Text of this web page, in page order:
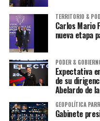
TERRITORIO &
Carlos Mario
nueva etapa
PODER &
Expectativa
de su
Abelardo de
GEOPOLÍTICA
Gabinete